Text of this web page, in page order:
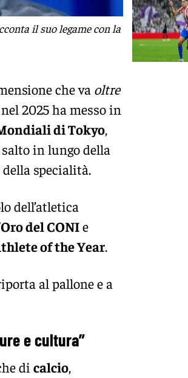
il suo legame con la
che va oltre
nel 2025 ha messo in
di Tokyo,
in lungo della
specialità.
dell’atletica
del CONIe
of the Year.
al pallone e a
e cultura”
di calcio,